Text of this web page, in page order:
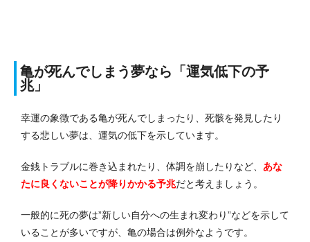
亀が死んでしまう夢なら「運気低下の予
兆」
幸運の象徴である亀が死んでしまったり、死骸を発見したり
する悲しい夢は、運気の低下を示しています。
金銭トラブルに巻き込まれたり、体調を崩したりなど、 あな
たに良くないことが降りかかる予兆だと考えましょう。
一般的に死の夢は”新しい自分への生まれ変わり”などを示して
いることが多いですが、亀の場合は例外なようです。